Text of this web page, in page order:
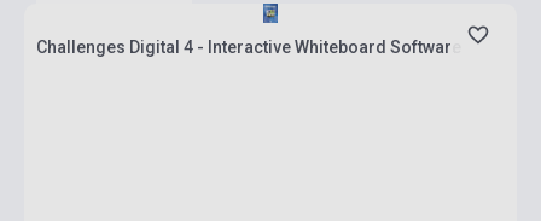
Challenges Digital 4 - Interactive Whiteboard Software